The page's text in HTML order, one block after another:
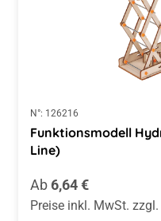
N°: 126216
Funktionsmodell
Line)
Regulärer Preis:
Ab 6,64 €
Preise inkl. MwSt.